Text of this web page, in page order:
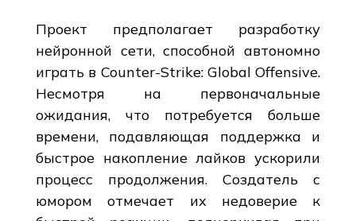
Проект предполагает разработку
нейронной сети, способной автономно
играть в Counter-Strike: Global Offensive.
Несмотря на первоначальные
ожидания, что потребуется больше
времени, подавляющая поддержка и
быстрое накопление лайков ускорили
процесс продолжения. Создатель с
юмором отмечает их недоверие к